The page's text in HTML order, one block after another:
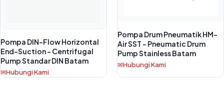
Pompa DIN-Flow Horizontal
End-Suction – Centrifugal
Pump Standar DIN Batam
Hubungi Kami
Pompa Drum Pneumatik HM-
Air SST – Pneumatic Drum
Pump Stainless Batam
Hubungi Kami